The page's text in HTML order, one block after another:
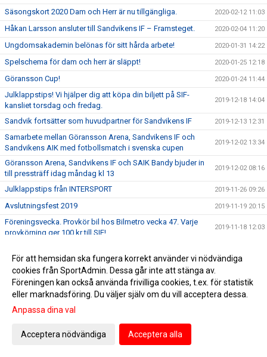
Säsongskort 2020 Dam och Herr är nu tillgängliga. 2020-02-12 11:03
Håkan Larsson ansluter till Sandvikens IF – Framsteget. 2020-02-04 11:20
Ungdomsakademin belönas för sitt hårda arbete! 2020-01-31 14:22
Spelschema för dam och herr är släppt! 2020-01-25 12:18
Göransson Cup! 2020-01-24 11:44
Julklappstips! Vi hjälper dig att köpa din biljett på SIF-
kansliet torsdag och fredag.
2019-12-18 14:04
Sandvik fortsätter som huvudpartner för Sandvikens IF 2019-12-13 12:31
Samarbete mellan Göransson Arena, Sandvikens IF och
Sandvikens AIK med fotbollsmatch i svenska cupen
2019-12-02 13:34
Göransson Arena, Sandvikens IF och SAIK Bandy bjuder in
till pressträff idag måndag kl 13
2019-12-02 08:16
Julklappstips från INTERSPORT 2019-11-26 09:26
Avslutningsfest 2019 2019-11-19 20:15
Föreningsvecka. Provkör bil hos Bilmetro vecka 47. Varje
provkörning ger 100 kr till SIF!
2019-11-18 12:03
Grattis Ingemar till fri husbilsvecka! Vinnande lottnr: 70 2019-11-05 11:19
Herr: Inför SIF - Vasalunds IF 2019-11-02 10:08
Onsdag den 6/11 stänger Intersport sin webbshop för
klubbkläder för i år
Snart dragning i husbilslotteriet. 2/11 vet vi vem som vinner!
Köp en lott och var med i dragningen!
För att hemsidan ska fungera korrekt använder vi nödvändiga
cookies från SportAdmin. Dessa går inte att stänga av.
Föreningen kan också använda frivilliga cookies, t.ex. för statistik
eller marknadsföring. Du väljer själv om du vill acceptera dessa.
Anpassa dina val
Acceptera nödvändiga Acceptera alla